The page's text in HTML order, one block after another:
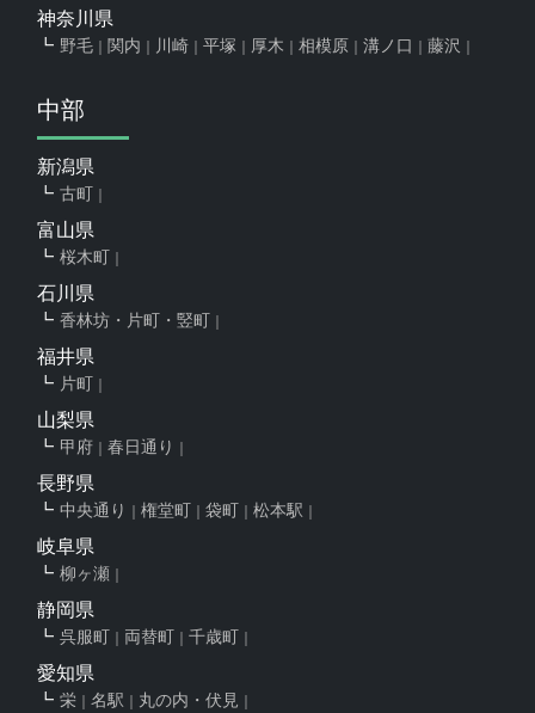
神奈川県
野毛 関内 川崎 平塚 厚木 相模原 溝ノ口 藤沢
中部
新潟県
古町
富山県
桜木町
石川県
香林坊・片町・竪町
福井県
片町
山梨県
甲府 春日通り
長野県
中央通り 権堂町 袋町 松本駅
岐阜県
柳ヶ瀬
静岡県
呉服町 両替町 千歳町
愛知県
栄 名駅 丸の内・伏見